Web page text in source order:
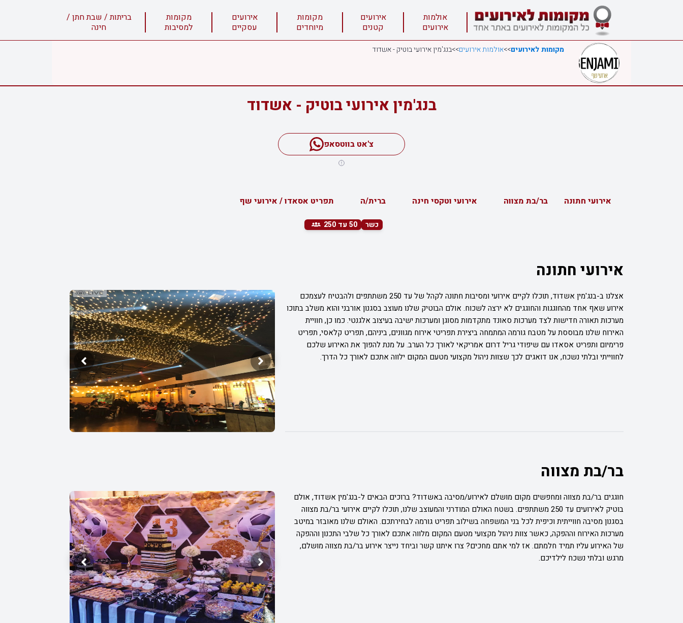
אולמות
אירועים
אירועים
קטנים
מקומות
מיוחדים
אירועים
עסקיים
מקומות
למסיבות
בריתות / שבת חתן /
חינה
מקומות לאירועים>>אולמות אירועים>>בנג'מין אירועי בוטיק - אשדוד
בנג'מין אירועי בוטיק - אשדוד
צ'אט בווטסאפ
אירועי חתונה בר/בת מצווה אירועי וטקסי חינה ברית/ה תפריט אסאדו / אירועי שף
כשר 50עד 250
אירועי חתונה
אצלנו ב-בנג'מין אשדוד, תוכלו לקיים אירועי ומסיבות חתונה לקהל של עד 250 משתתפים ולהבטיח לעצמכם
אירוע שאף אחד מהחוגגות והחוגגים לא ירצה לשכוח. אולם הבוטיק שלנו מעוצב בסגנון אורבני והוא משלב בתוכו
מערכות תאורה חדישות לצד מערכות סאונד מתקדמות מסוגן ומערכות ישיבה בעיצוב אלגנטי. כמו כן, חוויית
האירוח שלנו מבוססת על מטבח גורמה המתמחה ביצירת תפריטי אירוח מגוונים, ביניהם, תפריט קלאסי, תפריט
פרימיום ותפריט אסאדו עם שיפודי גריל דרום אמריקאי לאורך כל הערב. על מנת להפוך את האירוע שלכם
לחווייתי ובלתי נשכח, אנו דואגים לכך שצוות ניהול מקצועי מטעם המקום ילווה אתכם לאורך כל הדרך.
בר/בת מצווה
חוגגים בר/בת מצווה ומחפשים מקום מושלם לאירוע/מסיבה באשדוד? ברוכים הבאים ל-בנג'מין אשדוד, אולם
בוטיק לאירועים עד 250 משתתפים. בשטח האולם המודרני והמעוצב שלנו, תוכלו לקיים אירועי בר/בת מצווה
בסגנון מסיבה חווייתית וכיפית לכל בני המשפחה בשילוב תפריט גורמה לבחירתכם. האולם שלנו מאובזר במיטב
מערכות האירוח וההפקה, כאשר צוות ניהול מקצועי מטעם המקום מלווה אתכם לאורך כל שלבי התכנון וההפקה
של האירוע עליו תמיד חלמתם. אז למי אתם מחכים? צרו איתנו קשר וביחד נייצר אירוע בר/בת מצווה מושלם,
מרגש ובלתי נשכח לילדיכם.